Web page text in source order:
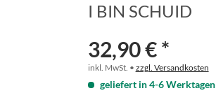
I BIN SCHUID
32,90 € *
inkl. MwSt. • zzgl. Versandkosten
geliefert in 4-6 Werktagen